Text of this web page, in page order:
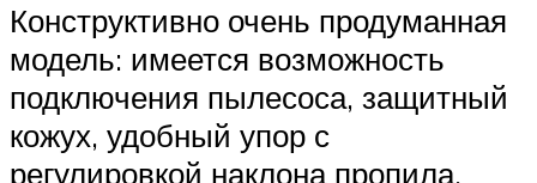
Конструктивно очень продуманная
модель: имеется возможность
подключения пылесоса, защитный
кожух, удобный упор с
регулировкой наклона пропила,